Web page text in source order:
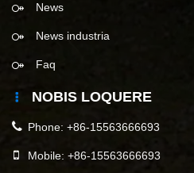
News
News industria
Faq
NOBIS LOQUERE
Phone: +86-15563666693
Mobile: +86-15563666693